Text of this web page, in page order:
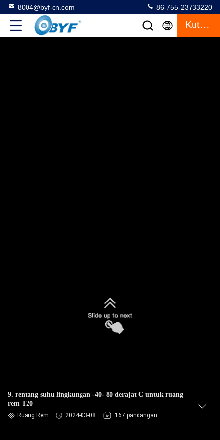
8004@byf-cn.com 86-755-23733220
Kutipan
9. rentang suhu lingkungan -40- 80 derajat C untuk ruang
rem T20
Ruang Rem 2024-03-08 167 pandangan